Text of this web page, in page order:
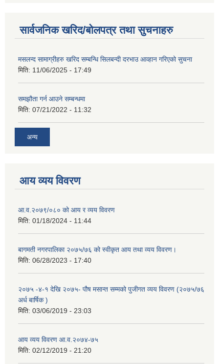
सार्वजनिक खरिद/बोलपत्र तथा सुचनाहरु
मसलन्द सामाग्रीहरु खरिद सम्बन्धि सिलबन्दी दरभाउ आव्हान गरिएको सुचना
मिति: 11/06/2025 - 17:49
समझौता गर्न आउने सम्बन्धमा
मिति: 07/21/2022 - 11:32
अन्य
आय व्यय विवरण
आ.व.२०७९/०८० को आय र व्यय विवरण
मिति: 01/18/2024 - 11:44
बागमती नगरपालिका २०७५/७६ को स्वीकृत आय तथा व्यय विवरण।
मिति: 06/28/2023 - 17:40
२०७५ -४-१ देखि २०७५- पौष मसान्त सम्मको पुजीगत व्यय विवरण (२०७५/७६
अर्ध बार्षिक )
मिति: 03/06/2019 - 23:03
आय व्यय विवरण आ.व.२०७४-७५
मिति: 02/12/2019 - 21:20